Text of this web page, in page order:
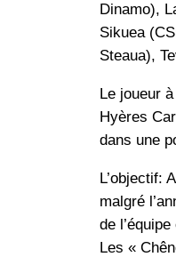
Dinamo),
Sikuea
Steaua),
Le joueur
Hyères
dans une
L’objectif:
malgré
de
Les «